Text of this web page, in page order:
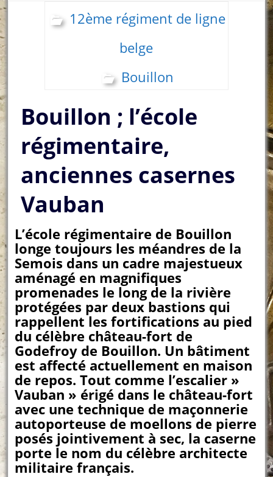
12ème régiment de ligne
belge
Bouillon
Bouillon ; l’école
régimentaire,
anciennes casernes
Vauban
L’école régimentaire de Bouillon
longe toujours les méandres de la
Semois dans un cadre majestueux
aménagé en magnifiques
promenades le long de la rivière
protégées par deux bastions qui
rappellent les fortifications au pied
du célèbre château-fort de
Godefroy de Bouillon. Un bâtiment
est affecté actuellement en maison
de repos. Tout comme l’escalier »
Vauban » érigé dans le château-fort
avec une technique de maçonnerie
autoporteuse de moellons de pierre
posés jointivement à sec, la caserne
porte le nom du célèbre architecte
militaire français.